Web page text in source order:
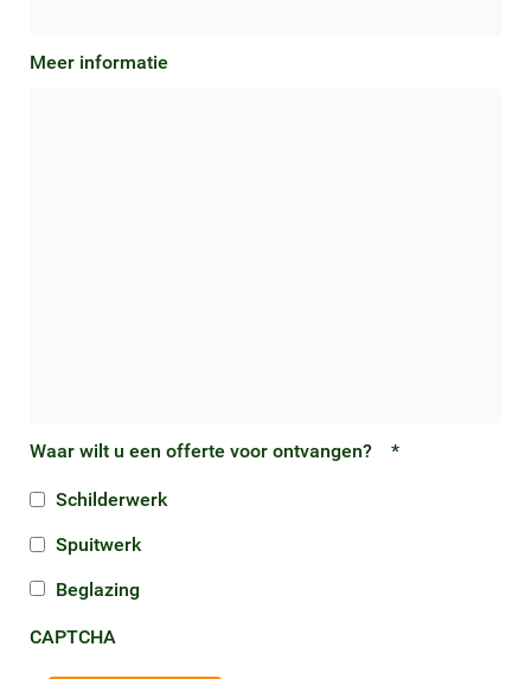
Meer informatie
Waar wilt u een offerte voor ontvangen?
*
Schilderwerk
Spuitwerk
Beglazing
CAPTCHA